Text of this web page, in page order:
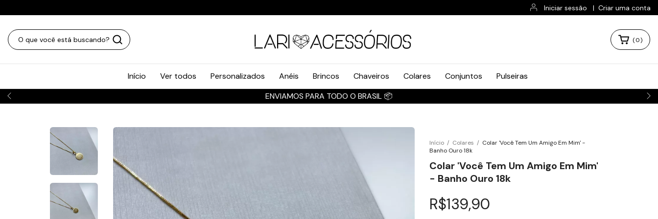
Iniciar sessão | Criar uma conta
ENVIAMOS PARA TODO O BRASIL 📦
(0)
Início Ver todos Personalizados Anéis Brincos Chaveiros Colares Conjuntos Pulseiras
Início / Colares / Colar 'Você Tem Um Amigo Em Mim' -
Banho Ouro 18k
Colar 'Você Tem Um Amigo Em Mim'
- Banho Ouro 18k
R$139,90